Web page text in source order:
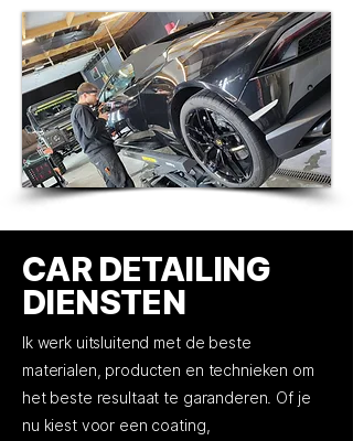
CAR DETAILING
DIENSTEN
Ik werk uitsluitend met de beste
materialen, producten en technieken om
het beste resultaat te garanderen. Of je
nu kiest voor een coating,